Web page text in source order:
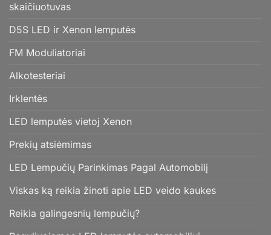
skaičiuotuvas
D5S LED ir Xenon lemputės
FM Moduliatoriai
Alkotesteriai
Irklentės
LED lemputės vietoj Xenon
Prekių atsiėmimas
LED Lempučių Parinkimas Pagal Automobilį
Viskas ką reikia žinoti apie LED veido kaukes
Reikia galingesnių lempučių?